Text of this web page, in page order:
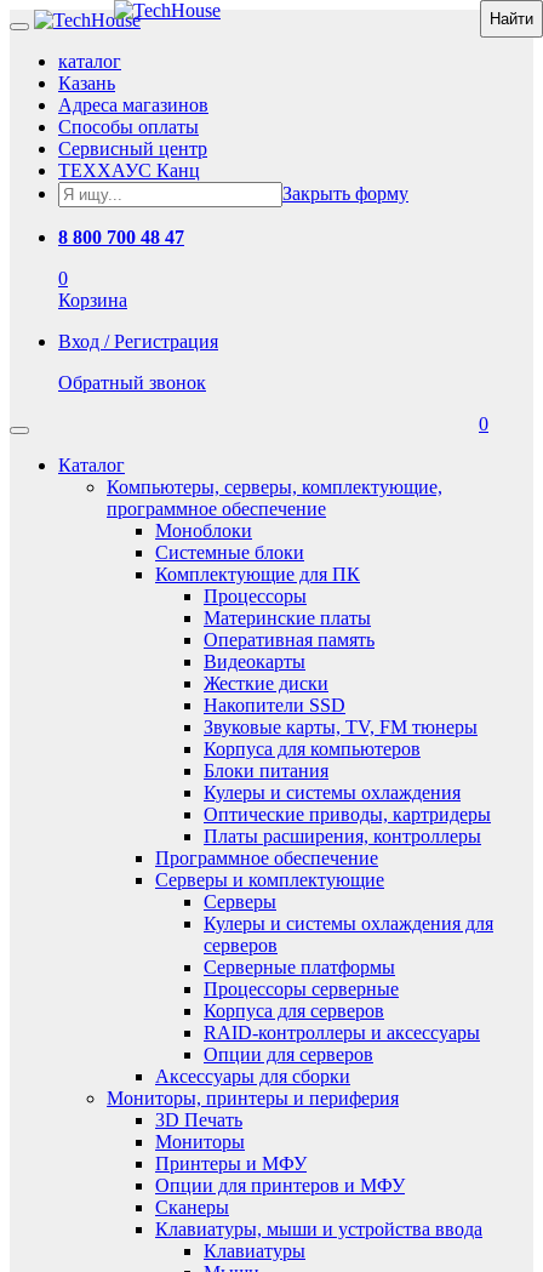
каталог
Казань
Адреса магазинов
Способы оплаты
Сервисный центр
ТЕХХАУС Канц
Закрыть форму
8 800 700 48 47
0
Корзина
Вход / Регистрация
Обратный звонок
0
Каталог
Компьютеры, серверы, комплектующие,
программное обеспечение
Моноблоки
Системные блоки
Комплектующие для ПК
Процессоры
Материнские платы
Оперативная память
Видеокарты
Жесткие диски
Накопители SSD
Звуковые карты, TV, FM тюнеры
Корпуса для компьютеров
Блоки питания
Кулеры и системы охлаждения
Оптические приводы, картридеры
Платы расширения, контроллеры
Программное обеспечение
Серверы и комплектующие
Серверы
Кулеры и системы охлаждения для
серверов
Серверные платформы
Процессоры серверные
Корпуса для серверов
RAID-контроллеры и аксессуары
Опции для серверов
Аксессуары для сборки
Мониторы, принтеры и периферия
3D Печать
Мониторы
Принтеры и МФУ
Опции для принтеров и МФУ
Сканеры
Клавиатуры, мыши и устройства ввода
Клавиатуры